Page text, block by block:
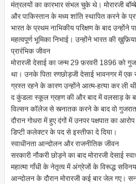
मंत्रलयों का कारभार संभल चुके थे। मोरारजी
और पाकिस्तान के मध्य शांति स्थापित करने के
भारत के प्रथम नाभिकीय परिक्षण के बाद
महत्वपूर्ण भूमिका निभाई। उन्होंने भारत की
प्रारंभिक जीवन
मोरारजी देसाई का जन्म 29 फ़रवरी 1896 को
था। उनके पिता रणछोड़जी देसाई भावनगर में
ग्रस्त रहने के कारण उन्होंने आत्म-हत्या कर ली
द कुंडला स्कूल ग्रहण की और बाद में वलसाड़ के
विल्सन कॉलेज से स्त्नातक करने के बाद वो
दौरान गोधरा में हुए दंगों में उनपर पक्षपात का
डिप्टी कलेक्टर के पद से इस्तीफा दे दिया।
स्वाधीनता आन्दोलन और राजनीतिक जीवन
सरकारी नौकरी छोड़ने का बाद मोरारजी देसाई
महात्मा गाँधी के नेतृत्व में अंग्रेजों के विरूद्ध
आन्दोलन के दौरान मोरारजी कई बार जेल गए।